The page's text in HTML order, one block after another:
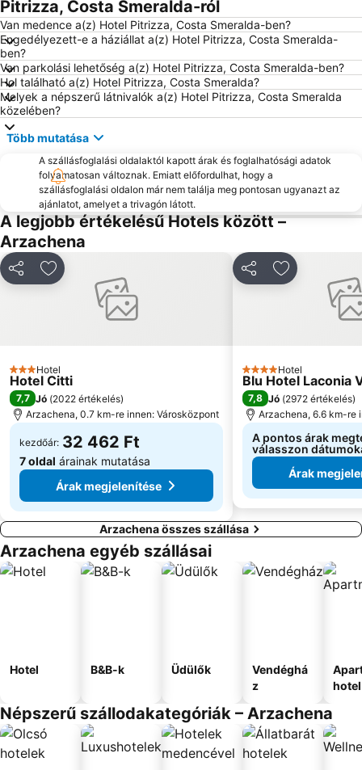
Spiaggia Capriccioli
Porto di Golfo Aranci
Sos Aranzos
Centro Storico
Rena Bianca
Baia Corallina Beach
Capo Testa Rena di Ponente
Pitrizza, Costa Smeralda-ról
Van medence a(z) Hotel Pitrizza, Costa Smeralda-ben?
Engedélyezett-e a háziállat a(z) Hotel Pitrizza, Costa Smeralda-
ben?
Van parkolási lehetőség a(z) Hotel Pitrizza, Costa Smeralda-ben?
Hol található a(z) Hotel Pitrizza, Costa Smeralda?
Melyek a népszerű látnivalók a(z) Hotel Pitrizza, Costa Smeralda
közelében?
Több mutatása
A szállásfoglalási oldalaktól kapott árak és foglalhatósági adatok
folyamatosan változnak. Emiatt előfordulhat, hogy a
szállásfoglalási oldalon már nem találja meg pontosan ugyanazt az
ajánlatot, amelyet a trivagón látott.
A legjobb értékelésű Hotels között –
Arzachena
MegosztásHozzáadás a kedvencekhez
3 Kategória
Hotel
Hotel Citti
7,7 Jó (2022 értékelés)
Arzachena, 0.7 km-re innen: Városközpont
kezdőár: 32 462 Ft
7 oldal árainak mutatása
Árak megjelenítése
MegosztásHozzáadás
4 Kategória
Hotel
Blu Hotel Laconia
7,8 Jó (2972 értékelés)
Arzachena, 6.6 km-re
A pontos árak
válasszon
Árak
Arzachena összes szállása
Arzachena egyéb szállásai
Hotel B&B-k Üdülők
Vendéghá
z
hotel
Népszerű szállodakategóriák – Arzachena